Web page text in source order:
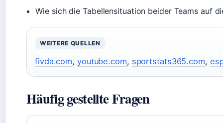
Wie sich die Tabellensituation beider Teams auf
WEITERE QUELLEN
fivda.com, youtube.com, sportstats365.com,
Häufig gestellte Fragen